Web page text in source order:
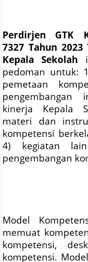
Perdirjen GTK
7327 Tahun
Kepala Sekolah
pedoman untuk:
pemetaan
pengembangan
kinerja Kepala
materi dan
kompetensi
4) kegiatan
pengembangan
Model
memuat
kompetensi,
kompetensi.